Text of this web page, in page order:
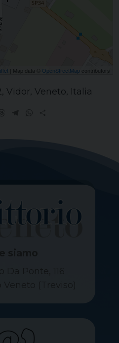
| Map data © OpenStreetMap contributors
Vidor, Veneto, Italia